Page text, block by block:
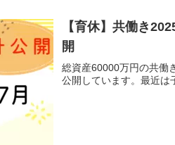
【育休】共働き
開
総資産60000万円の共働
公開しています。最近は